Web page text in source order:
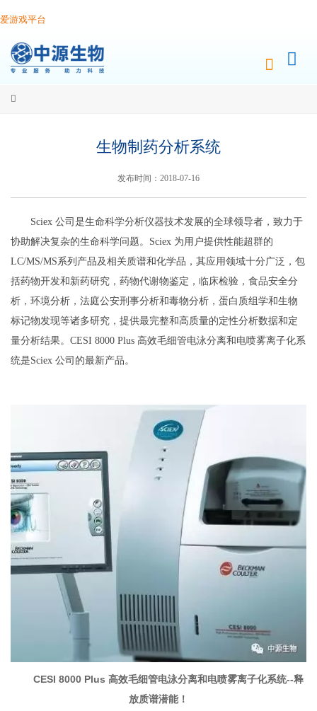
爱游戏平台
生物制药分析系统
发布时间：2018-07-16
Sciex 公司是生命科学分析仪器技术发展的全球领导者，致力于
协助解决复杂的生命科学问题。Sciex 为用户提供性能超群的
LC/MS/MS系列产品及相关质谱和化学品，其应用领域十分广泛，包
括药物开发和新药研究，药物代谢物鉴定，临床检验，食品安全分
析，环境分析，法庭公安刑事分析和毒物分析，蛋白质组学和生物
标记物发现等诸多研究，提供最完整和高质量的定性分析数据和定
量分析结果。CESI 8000 Plus 高效毛细管电泳分离和电喷雾离子化系
统是Sciex 公司的最新产品。
CESI 8000 Plus 高效毛细管电泳分离和电喷雾离子化系统--释
放质谱潜能！